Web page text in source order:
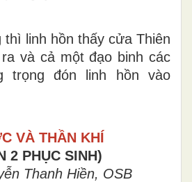
linh hồn thấy cửa Thiên
và cả một đạo binh các
trọng đón linh hồn vào
VÀ THẦN KHÍ
2 PHỤC SINH)
Thanh Hiền, OSB